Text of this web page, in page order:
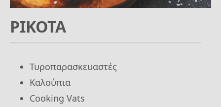
ΡΙΚΟΤΑ
Τυροπαρασκευαστές
Καλούπια
Cooking Vats